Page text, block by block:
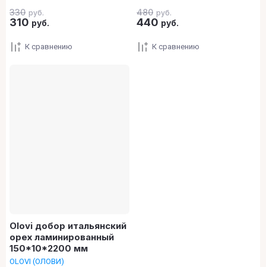
330 руб.
310 руб.
К сравнению
480 руб.
440 руб.
К сравнению
Olovi добор итальянский
орех ламинированный
150*10*2200 мм
OLOVI (ОЛОВИ)